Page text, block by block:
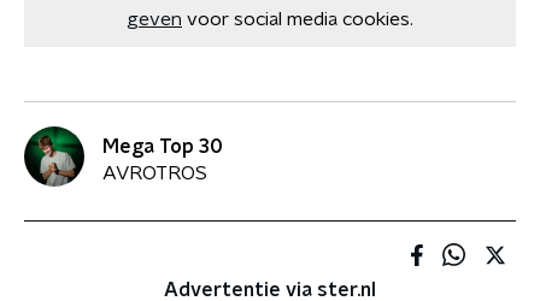
geven voor social media cookies.
Mega Top 30
AVROTROS
Advertentie via ster.nl